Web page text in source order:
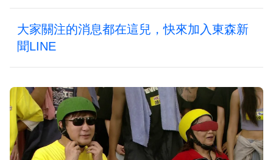
大家關注的消息都在這兒，快來加入東森新
聞LINE